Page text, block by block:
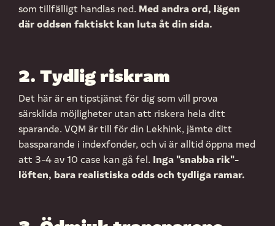
som tillfälligt handlas ned. Med andra ord, lägen
där oddsen faktiskt kan luta åt din sida.
2. Tydlig riskram
Det här är en tipstjänst för dig som vill prova
särsklida möjligheter utan att riskera hela ditt
sparande. VQM är till för din Lekhink, jämte ditt
bassparande i indexfonder, och vi är alltid öppna med
att 3-4 av 10 case kan gå fel. Inga "snabba rik"-
löften, bara realistiska odds och tydliga ramar.